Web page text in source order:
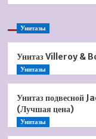
Унитазы
Унитаз Villeroy &
Унитазы
Унитаз подвесной
(Лучшая цена)
Унитазы